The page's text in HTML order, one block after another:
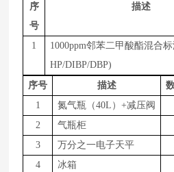
序
号
描述
1
1000ppm邻苯二甲酸酯混合标
HP/DIBP/DBP)
序号 描述
1
氮气瓶（40L ）+减压阀
2
气瓶柜
3
万分之一电子天平
4
冰箱